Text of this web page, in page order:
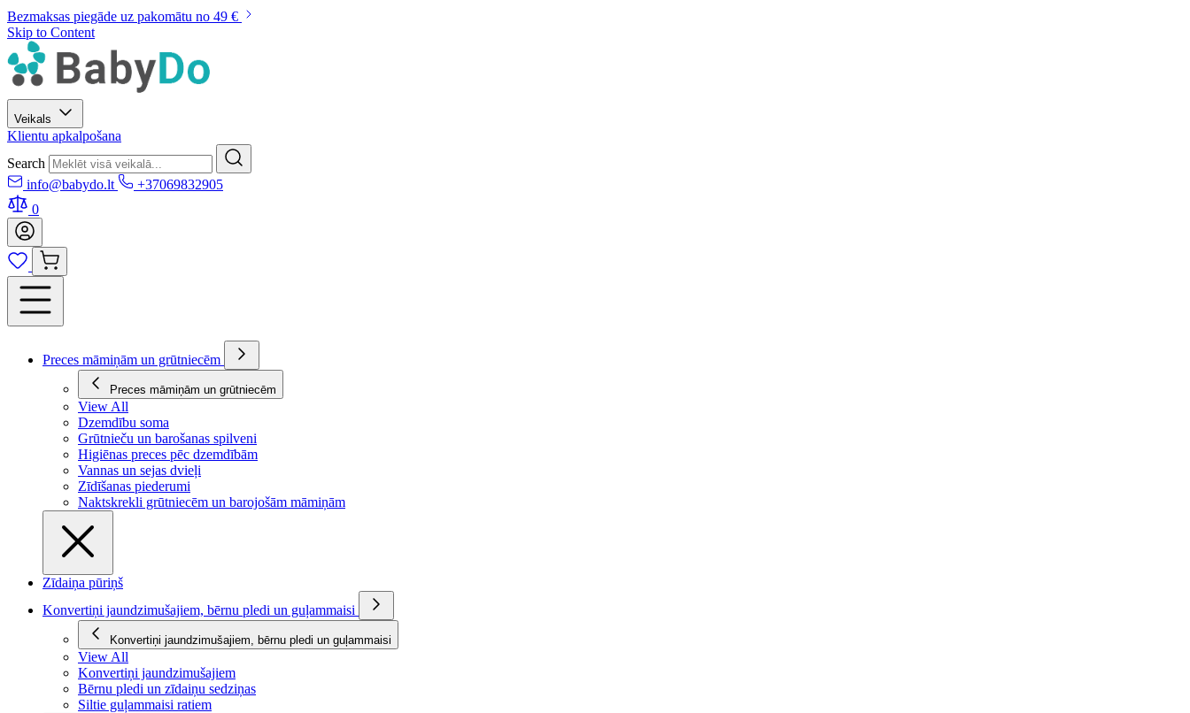
Bezmaksas piegāde uz pakomātu no 49 €
Skip to Content
Veikals
Klientu apkalpošana
Search
info@babydo.lt
+37069832905
0
Preces māmiņām un grūtniecēm
Preces māmiņām un grūtniecēm
View All
Dzemdību soma
Grūtnieču un barošanas spilveni
Higiēnas preces pēc dzemdībām
Vannas un sejas dvieļi
Zīdīšanas piederumi
Naktskrekli grūtniecēm un barojošām māmiņām
Zīdaiņa pūriņš
Konvertiņi jaundzimušajiem, bērnu pledi un guļammaisi
Konvertiņi jaundzimušajiem, bērnu pledi un guļammaisi
View All
Konvertiņi jaundzimušajiem
Bērnu pledi un zīdaiņu sedziņas
Siltie guļammaisi ratiem